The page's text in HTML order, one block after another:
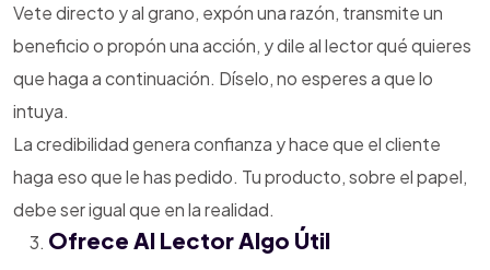
Vete directo y al grano, expón una razón, transmite un
beneficio o propón una acción, y dile al lector qué quieres
que haga a continuación. Díselo, no esperes a que lo
intuya.
La credibilidad genera confianza y hace que el cliente
haga eso que le has pedido. Tu producto, sobre el papel,
debe ser igual que en la realidad.
Ofrece Al Lector Algo Útil